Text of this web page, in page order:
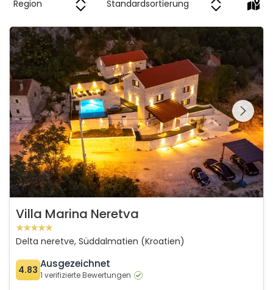
inspirieren zu lassen.
Villa Marina Neretva
Schauen Sie sich die
gesamte Galerie
Villa Marina Neretva
Delta neretve, Süddalmatien (Kroatien)
4.83 Ausgezeichnet
1 verifizierte Bewertungen